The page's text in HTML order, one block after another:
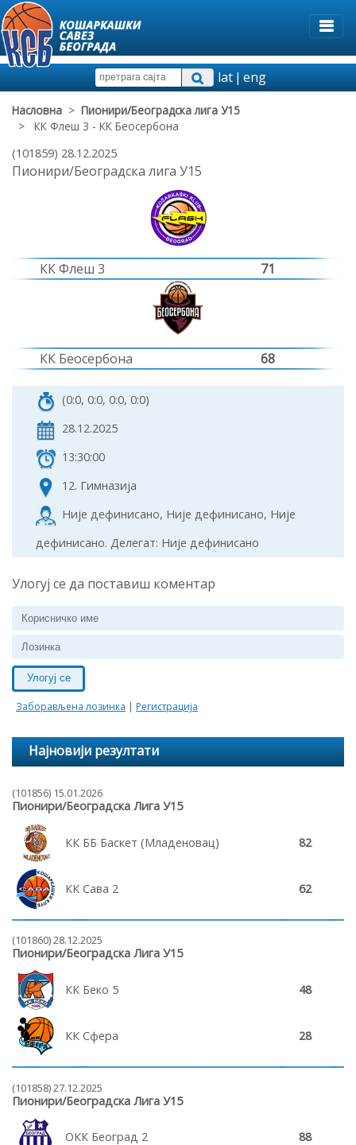
lat|eng
Насловна > Пионири/Београдска лига У15
> КК Флеш 3 - КК Беосербона
(101859) 28.12.2025
Пионири/Београдска лига У15
КК Флеш 3 71
КК Беосербона 68
(0:0, 0:0, 0:0, 0:0)
28.12.2025
13:30:00
12. Гимназија
Није дефинисано, Није дефинисано, Није
дефинисано. Делегат: Није дефинисано
Улогуј се да поставиш коментар
Улогуј се
Заборављена лозинка | Регистрација
Најновији резултати
(101856) 15.01.2026
Пионири/Београдска Лига У15
КК ББ Баскет (Младеновац) 82
КК Сава 2 62
(101860) 28.12.2025
Пионири/Београдска Лига У15
КК Беко 5 48
КК Сфера 28
(101858) 27.12.2025
Пионири/Београдска Лига У15
ОКК Београд 2 88